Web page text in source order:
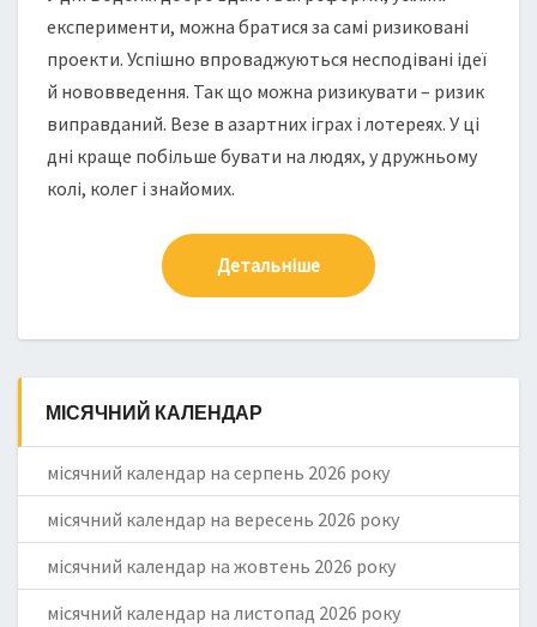
експерименти, можна братися за самі ризиковані
проекти. Успішно впроваджуються несподівані ідеї
й нововведення. Так що можна ризикувати – ризик
виправданий. Везе в азартних іграх і лотереях. У ці
дні краще побільше бувати на людях, у дружньому
колі, колег і знайомих.
Детальніше
МІСЯЧНИЙ КАЛЕНДАР
місячний календар на серпень 2026 року
місячний календар на вересень 2026 року
місячний календар на жовтень 2026 року
місячний календар на листопад 2026 року